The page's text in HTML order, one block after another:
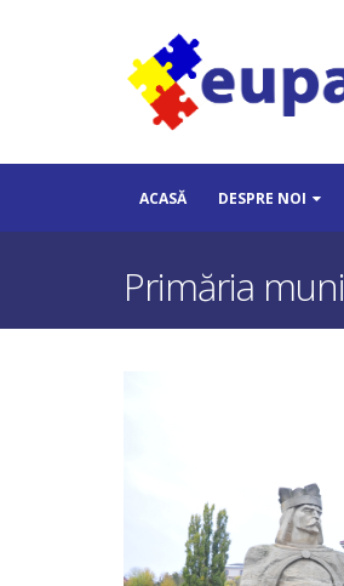
ACASĂ DESPRE NOI
Primăria